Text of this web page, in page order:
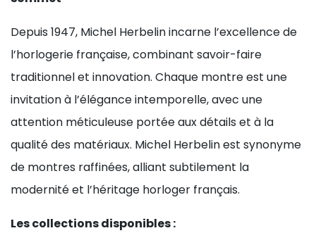
Depuis 1947, Michel Herbelin incarne l’excellence de
l’horlogerie française, combinant savoir-faire
traditionnel et innovation. Chaque montre est une
invitation à l’élégance intemporelle, avec une
attention méticuleuse portée aux détails et à la
qualité des matériaux. Michel Herbelin est synonyme
de montres raffinées, alliant subtilement la
modernité et l’héritage horloger français.
Les collections disponibles :